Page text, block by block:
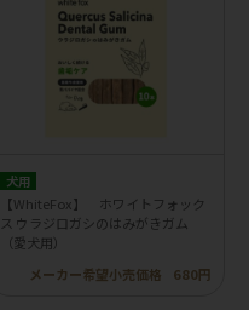
犬用
【WhiteFox】 ホワイトフォック
ス ウラジロガシのはみがきガム
（愛犬用）
メーカー希望小売価格
680円